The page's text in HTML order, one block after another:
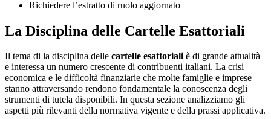
Richiedere l’estratto di ruolo aggiornato
La Disciplina delle Cartelle Esattoriali
Il tema di la disciplina delle cartelle esattorialiè di grande attualità
e interessa un numero crescente di contribuenti italiani. La crisi
economica e le difficoltà finanziarie che molte famiglie e imprese
stanno attraversando rendono fondamentale la conoscenza degli
strumenti di tutela disponibili. In questa sezione analizziamo gli
aspetti più rilevanti della normativa vigente e della prassi applicativa.